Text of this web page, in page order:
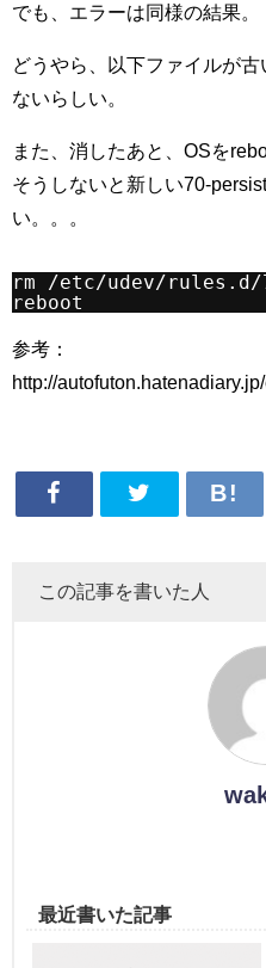
でも、エラーは同様の結果。
どうやら、以下ファイルが
ないらしい。
また、消したあと、OSを
そうしないと新しい70-
い。。。
rm /etc/udev/
reboot
参考：
http://
この記事を書いた人
最近書いた記事